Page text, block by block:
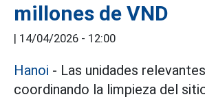
millones de VND
| 14/04/2026 - 12:00
Hanoi - Las unidades
coordinando la limpieza del